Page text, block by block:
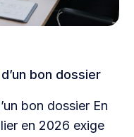
bon dossier
bon dossier En
en 2026 exige